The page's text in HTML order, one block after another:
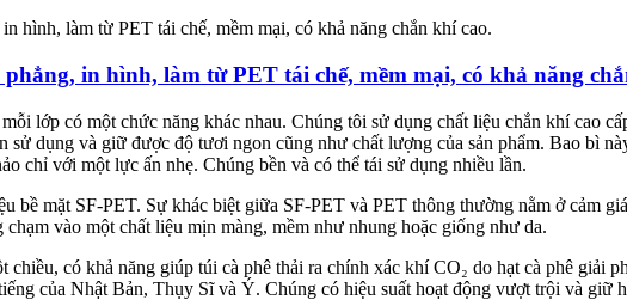
in hình, làm từ PET tái chế, mềm mại, có khả năng
lớp có một chức năng khác nhau. Chúng tôi sử dụng chất liệu chắn khí cao
sử dụng và giữ được độ tươi ngon cũng như chất lượng của sản phẩm. Bao bì
chỉ với một lực ấn nhẹ. Chúng bền và có thể tái sử dụng nhiều lần.
bề mặt SF-PET. Sự khác biệt giữa SF-PET và PET thông thường nằm ở cảm
vào một chất liệu mịn màng, mềm như nhung hoặc giống như da.
có khả năng giúp túi cà phê thải ra chính xác khí CO₂ do hạt cà phê giải
của Nhật Bản, Thụy Sĩ và Ý. Chúng có hiệu suất hoạt động vượt trội và giữ